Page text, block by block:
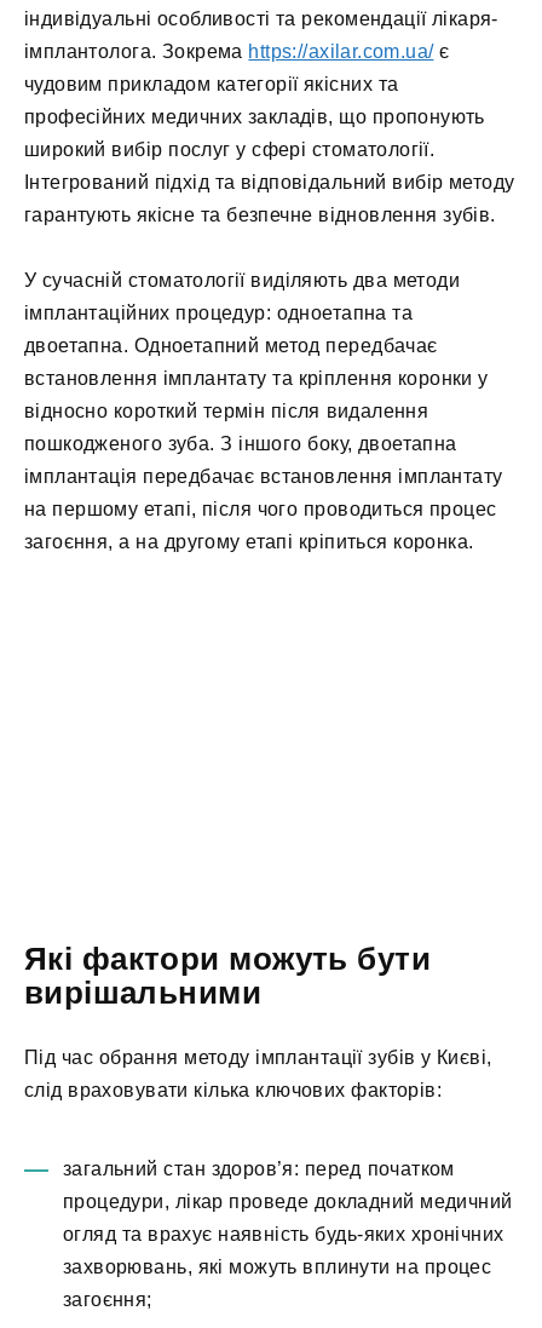
індивідуальні особливості та рекомендації лікаря-
імплантолога. Зокрема https://axilar.com.ua/є
чудовим прикладом категорії якісних та
професійних медичних закладів, що пропонують
широкий вибір послуг у сфері стоматології.
Інтегрований підхід та відповідальний вибір методу
гарантують якісне та безпечне відновлення зубів.
У сучасній стоматології виділяють два методи
імплантаційних процедур: одноетапна та
двоетапна. Одноетапний метод передбачає
встановлення імплантату та кріплення коронки у
відносно короткий термін після видалення
пошкодженого зуба. З іншого боку, двоетапна
імплантація передбачає встановлення імплантату
на першому етапі, після чого проводиться процес
загоєння, а на другому етапі кріпиться коронка.
Які фактори можуть бути
вирішальними
Під час обрання методу імплантації зубів у Києві,
слід враховувати кілька ключових факторів:
загальний стан здоров’я: перед початком
процедури, лікар проведе докладний медичний
огляд та врахує наявність будь-яких хронічних
захворювань, які можуть вплинути на процес
загоєння;